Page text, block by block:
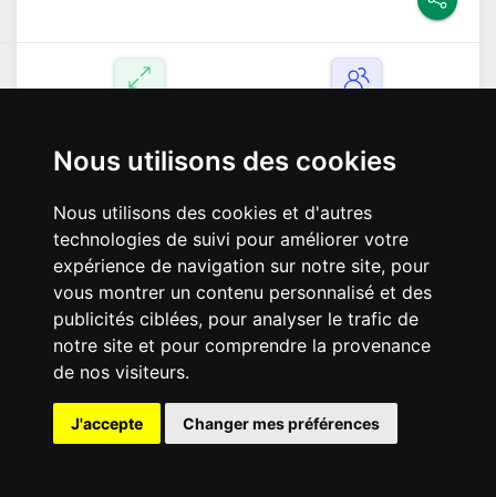
Nous utilisons des cookies
Nous utilisons des cookies et d'autres
technologies de suivi pour améliorer votre
expérience de navigation sur notre site, pour
vous montrer un contenu personnalisé et des
publicités ciblées, pour analyser le trafic de
notre site et pour comprendre la provenance
de nos visiteurs.
J'accepte Changer mes préférences
1Pièce +de photos
LOCATION